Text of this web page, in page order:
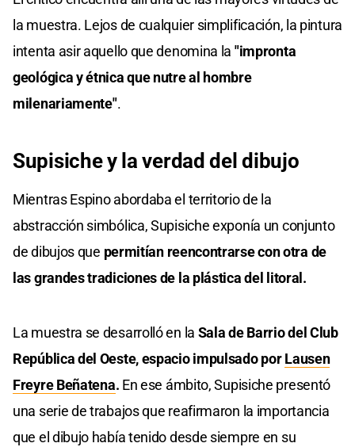
la muestra. Lejos de cualquier simplificación, la pintura
intenta asir aquello que denomina la "impronta
geológica y étnica que nutre al hombre
milenariamente".
Supisiche y la verdad del dibujo
Mientras Espino abordaba el territorio de la
abstracción simbólica, Supisiche exponía un conjunto
de dibujos que permitían reencontrarse con otra de
las grandes tradiciones de la plástica del litoral.
La muestra se desarrolló en la Sala de Barrio del Club
República del Oeste, espacio impulsado porLausen
Freyre Beñatena. En ese ámbito, Supisiche presentó
una serie de trabajos que reafirmaron la importancia
que el dibujo había tenido desde siempre en su